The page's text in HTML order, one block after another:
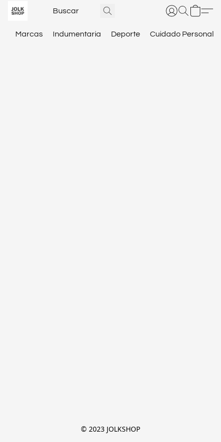
Marcas Indumentaria Deporte Cuidado Personal
© 2023 JOLKSHOP